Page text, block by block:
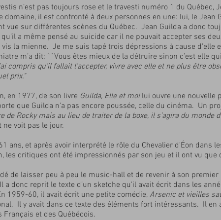
n’est pas toujours rose et le travesti numéro 1 du Québec,
domaine, il est confronté à deux personnes en une: lui, le
vue sur différentes scènes du Québec. Jean Guilda a donc
qu’il a même pensé au suicide car il ne pouvait accepter ses
vis la mienne. Je me suis tapé trois dépressions à cause
m’a dit: ``Vous êtes mieux de la détruire sinon c’est elle
compris qu’il fallait l’accepter, vivre avec elle et ne plus être
prix."
en 1977, de son livre Guilda, Elle et moilui ouvre une nouvelle
que Guilda n’a pas encore poussée, celle du cinéma. Un
de Rocky mais au lieu de traiter de la boxe, il s’agira du monde
voit pas le jour.
ans, et après avoir interprété le rôle du Chevalier d'Éon dans
les critiques ont été impressionnés par son jeu et il ont vu que
de laisser peu à peu le music-hall et de revenir à son
a donc reprit le texte d’un sketche qu'il avait écrit dans les
1959-60, il avait écrit une petite comédie, Arsenic et vieilles
Il y avait dans ce texte des éléments fort intéressants. Il
Français et des Québécois.